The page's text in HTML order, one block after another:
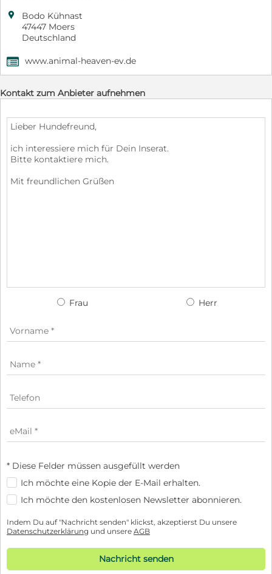

Bodo Kühnast
47447 Moers
Deutschland
, www.animal-heaven-ev.de
Kontakt zum Anbieter aufnehmen
Frau Herr
* Diese Felder müssen ausgefüllt werden
Ich möchte eine Kopie der E-Mail erhalten.
Ich möchte den kostenlosen Newsletter abonnieren.
Indem Du auf "Nachricht senden" klickst, akzeptierst Du unsere
Datenschutzerklärung und unsere AGB
Nachricht senden